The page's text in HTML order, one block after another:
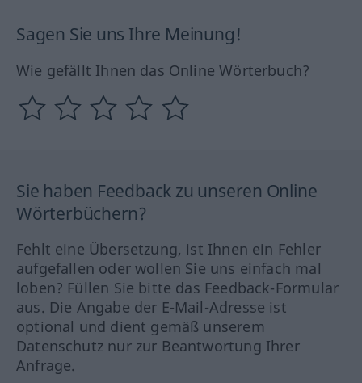
Sagen Sie uns Ihre Meinung!
Wie gefällt Ihnen das Online Wörterbuch?
Sie haben Feedback zu unseren Online
Wörterbüchern?
Fehlt eine Übersetzung, ist Ihnen ein Fehler
aufgefallen oder wollen Sie uns einfach mal
loben? Füllen Sie bitte das Feedback-Formular
aus. Die Angabe der E-Mail-Adresse ist
optional und dient gemäß unserem
Datenschutz nur zur Beantwortung Ihrer
Anfrage.